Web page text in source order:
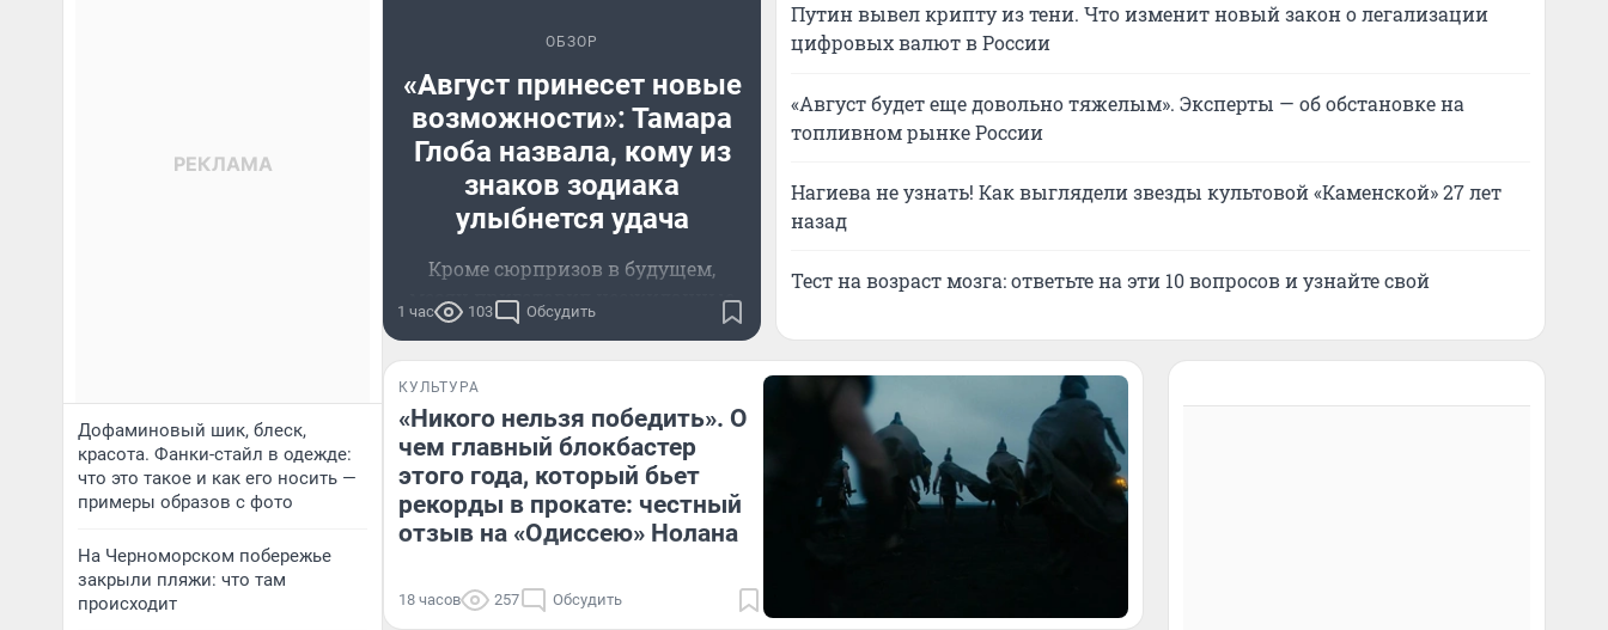
Дофаминовый шик, блеск,
красота. Фанки-стайл в одежде:
что это такое и как его носить —
примеры образов с фото
На Черноморском побережье
закрыли пляжи: что там
происходит
ОБЗОР
«Август принесет новые
возможности»: Тамара
Глоба назвала, кому из
знаков зодиака
улыбнется удача
Кроме сюрпризов в будущем,
месяц приготовил неожиданные
новости из прошлого
1 час 103 Обсудить
Путин вывел крипту из тени. Что изменит новый закон о легализации
цифровых валют в России
«Август будет еще довольно тяжелым». Эксперты — об обстановке на
топливном рынке России
Нагиева не узнать! Как выглядели звезды культовой «Каменской» 27 лет
назад
Тест на возраст мозга: ответьте на эти 10 вопросов и узнайте свой
КУЛЬТУРА
«Никого нельзя победить». О
чем главный блокбастер
этого года, который бьет
рекорды в прокате: честный
отзыв на «Одиссею» Нолана
18 часов 257 Обсудить